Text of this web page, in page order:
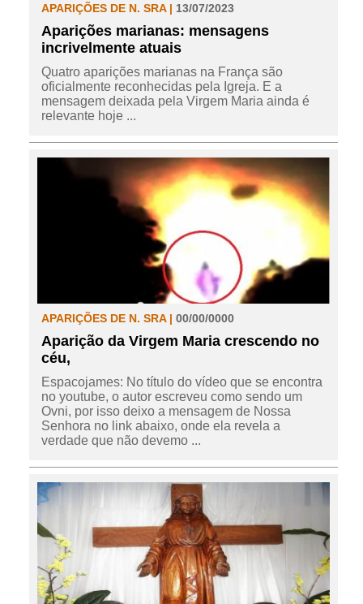
APARIÇÕES DE N. SRA | 13/07/2023
Aparições marianas: mensagens
incrivelmente atuais
Quatro aparições marianas na França são
oficialmente reconhecidas pela Igreja. E a
mensagem deixada pela Virgem Maria ainda é
relevante hoje ...
APARIÇÕES DE N. SRA | 00/00/0000
Aparição da Virgem Maria crescendo no
céu,
Espacojames: No título do vídeo que se encontra
no youtube, o autor escreveu como sendo um
Ovni, por isso deixo a mensagem de Nossa
Senhora no link abaixo, onde ela revela a
verdade que não devemo ...